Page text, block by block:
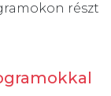
részt